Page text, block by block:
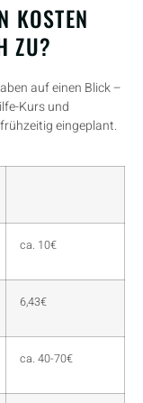
KOSTEN
ZU?
auf einen Blick –
Kurs und
eingeplant.
ca. 10€
6,43€
ca. 40-70€